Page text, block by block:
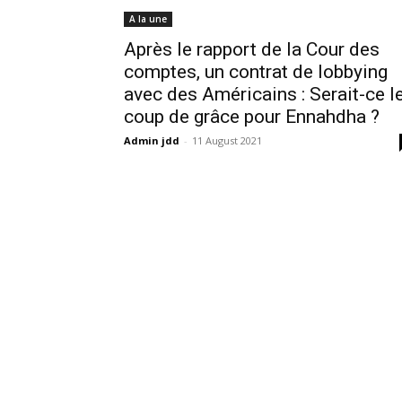
A la une
Après le rapport de la Cour des
comptes, un contrat de lobbying
avec des Américains : Serait-ce
coup de grâce pour Ennahdha ?
Admin jdd - 11 August 2021